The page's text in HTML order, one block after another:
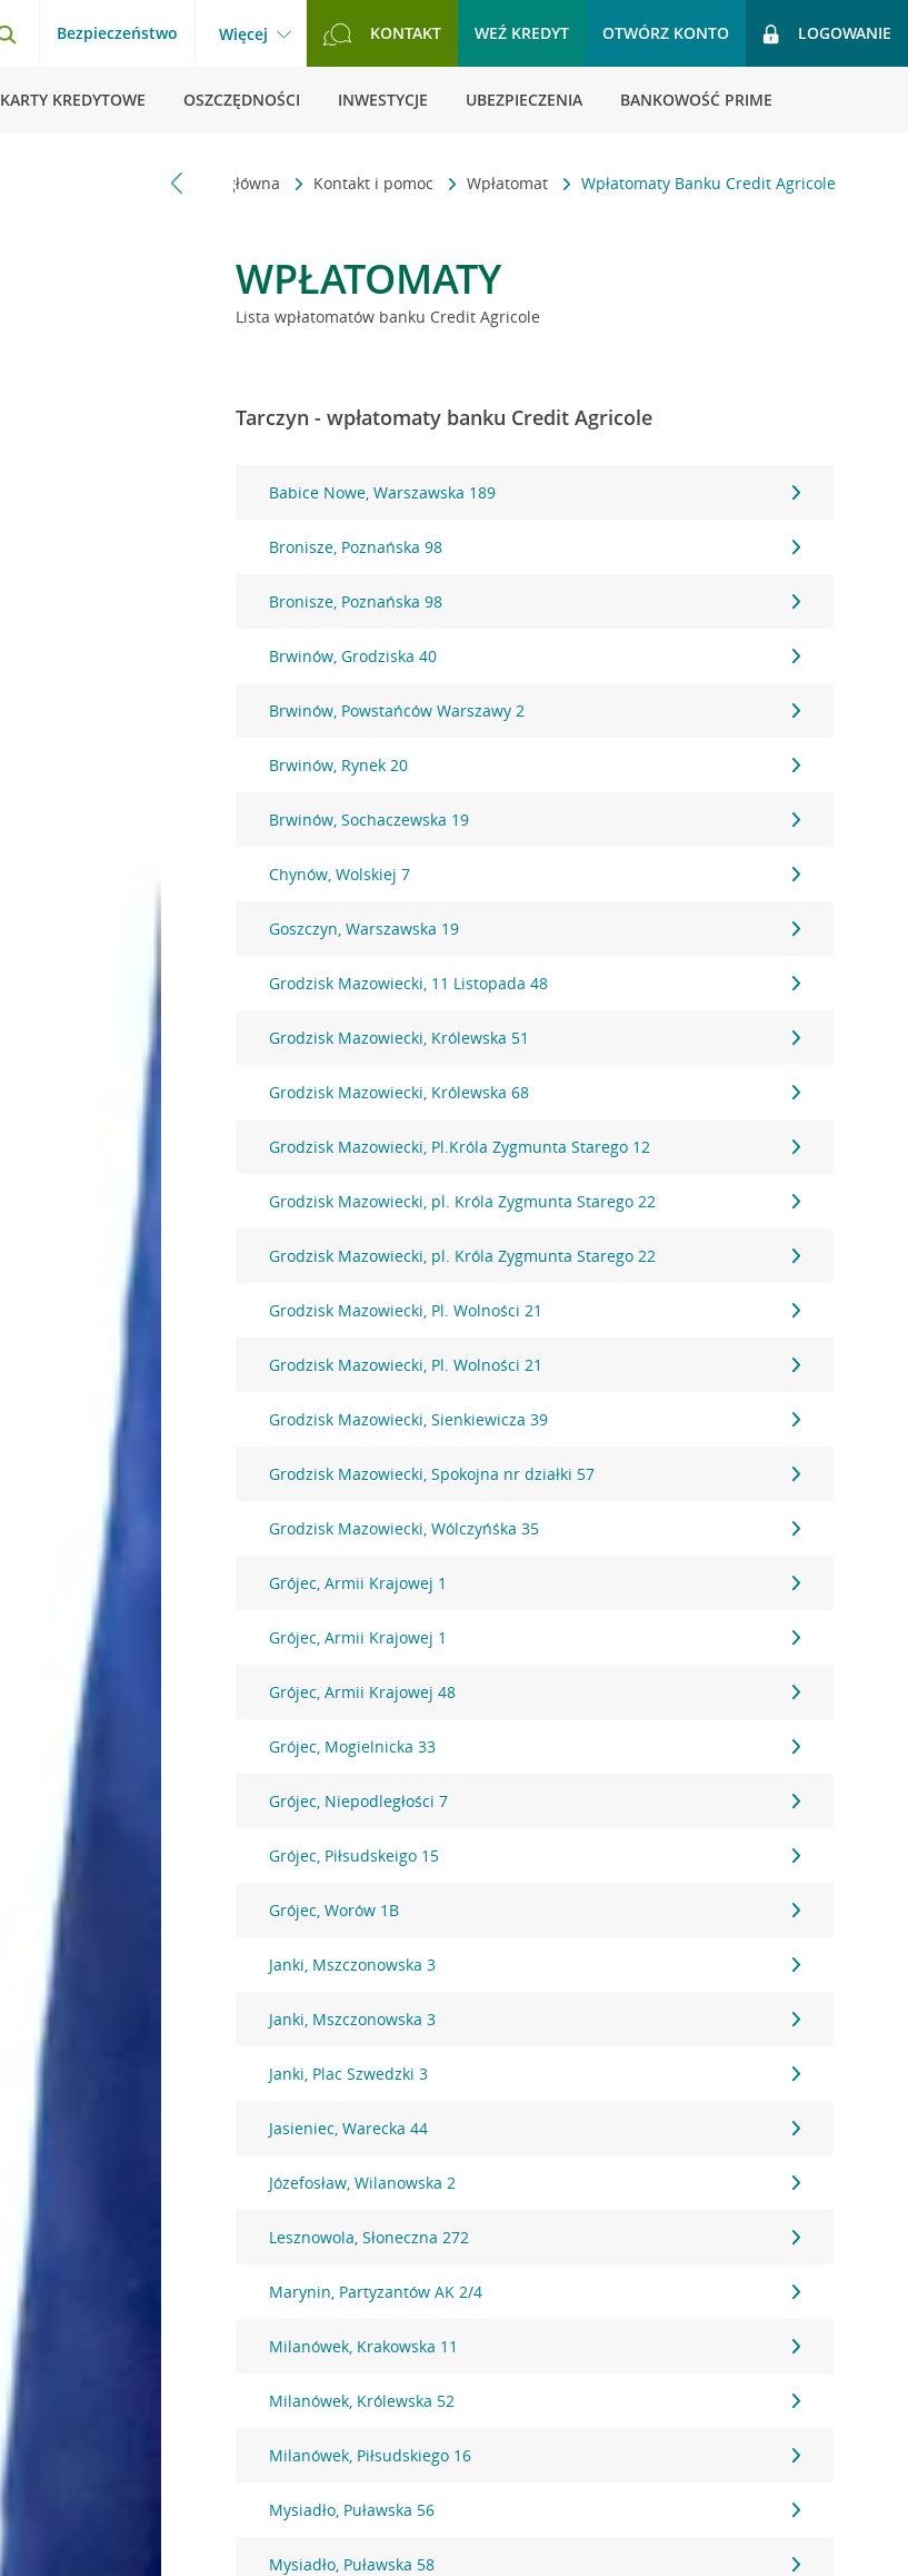
Bezpieczeństwo Więcej KONTAKT WEŹ KREDYT OTWÓRZ KONTO LOGOWANIE
KARTY KREDYTOWE OSZCZĘDNOŚCI INWESTYCJE UBEZPIECZENIA BANKOWOŚĆ PRIME
Strona główna Kontakt i pomoc Wpłatomat Wpłatomaty Banku Credit Agricole
WPŁATOMATY
Lista wpłatomatów banku Credit Agricole
Tarczyn - wpłatomaty banku Credit Agricole
Babice Nowe, Warszawska 189
Bronisze, Poznańska 98
Bronisze, Poznańska 98
Brwinów, Grodziska 40
Brwinów, Powstańców Warszawy 2
Brwinów, Rynek 20
Brwinów, Sochaczewska 19
Chynów, Wolskiej 7
Goszczyn, Warszawska 19
Grodzisk Mazowiecki, 11 Listopada 48
Grodzisk Mazowiecki, Królewska 51
Grodzisk Mazowiecki, Królewska 68
Grodzisk Mazowiecki, Pl.Króla Zygmunta Starego 12
Grodzisk Mazowiecki, pl. Króla Zygmunta Starego 22
Grodzisk Mazowiecki, pl. Króla Zygmunta Starego 22
Grodzisk Mazowiecki, Pl. Wolności 21
Grodzisk Mazowiecki, Pl. Wolności 21
Grodzisk Mazowiecki, Sienkiewicza 39
Grodzisk Mazowiecki, Spokojna nr działki 57
Grodzisk Mazowiecki, Wólczyńśka 35
Grójec, Armii Krajowej 1
Grójec, Armii Krajowej 1
Grójec, Armii Krajowej 48
Grójec, Mogielnicka 33
Grójec, Niepodległości 7
Grójec, Piłsudskeigo 15
Grójec, Worów 1B
Janki, Mszczonowska 3
Janki, Mszczonowska 3
Janki, Plac Szwedzki 3
Jasieniec, Warecka 44
Józefosław, Wilanowska 2
Lesznowola, Słoneczna 272
Marynin, Partyzantów AK 2/4
Milanówek, Krakowska 11
Milanówek, Królewska 52
Milanówek, Piłsudskiego 16
Mysiadło, Puławska 56
Mysiadło, Puławska 58